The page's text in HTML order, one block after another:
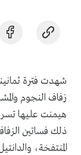
شهدت فترة
زفاف النجوم
هيمنت عليها
ذلك فساتين
المنتفخة،